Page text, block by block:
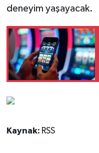
deneyim yaşayacak.
Kaynak: RSS